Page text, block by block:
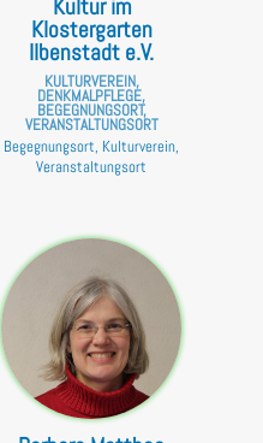
Kultur im
Klostergarten
Ilbenstadt e.V.
KULTURVEREIN,
DENKMALPFLEGE,
BEGEGNUNGSORT,
VERANSTALTUNGSORT
Begegnungsort, Kulturverein,
Veranstaltungsort